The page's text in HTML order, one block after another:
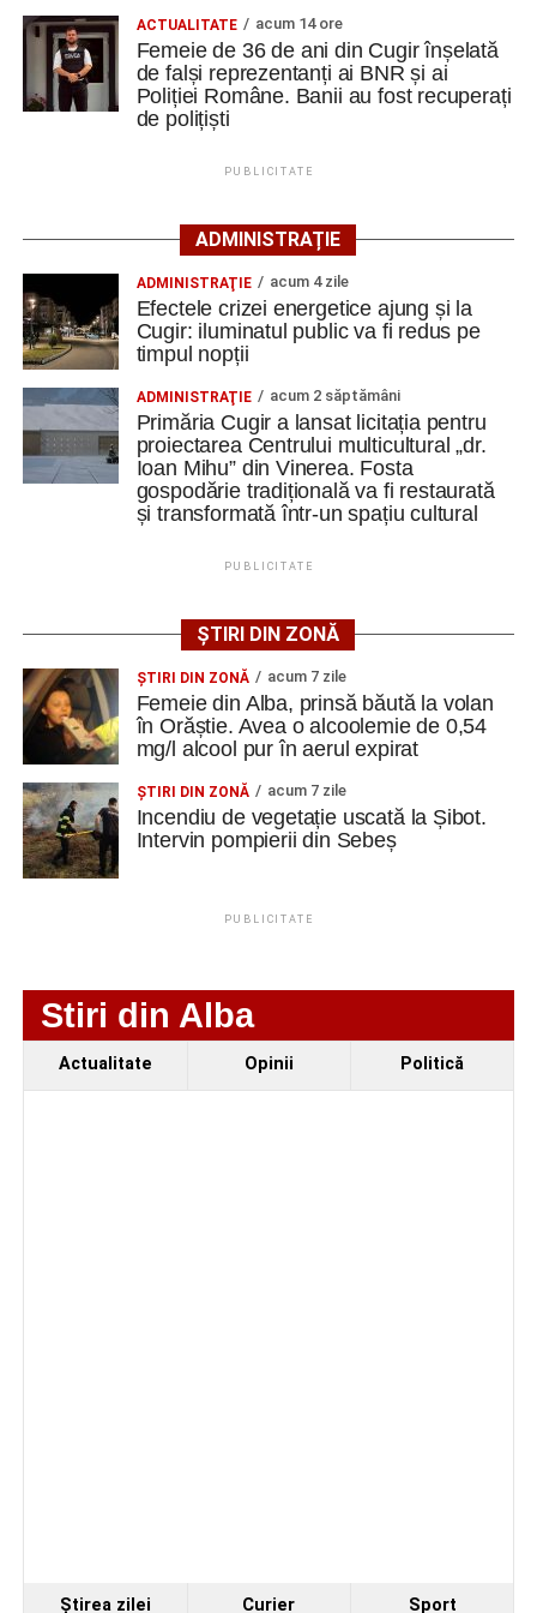
producție a muniției NATO de la Uzina Mecanică
Cugir. Investiție de 65 de milioane de euro
Facebook Messenger WhatsApp Twitter Email
Adaugă cugirinfo.ro ca sursă
preferată pe Google
Ursoaică și doi pui, semnalați în zona Dumbrava din
Amical de gală pe 11 august 2026: Metalurgistul
Cugir întâlnește vicecampioana „U” Cluj
Companie belgiană, selectată pentru linia de
producție a muniției NATO de la Uzina Mecanică
Cugir. Investiție de 65 de milioane de euro
Messenger WhatsApp Twitter Email
ACTUALITATE acum 14 ore
Femeie de 36 de ani din Cugir înșelată
de falși reprezentanți ai BNR și ai
Poliției Române. Banii au fost recuperați
de polițiști
PUBLICITATE
ADMINISTRAȚIE
ADMINISTRAŢIE acum 4 zile
Efectele crizei energetice ajung și la
Cugir: iluminatul public va fi redus pe
timpul nopții
ADMINISTRAŢIE acum 2 săptămâni
Primăria Cugir a lansat licitația pentru
proiectarea Centrului multicultural „dr.
Ioan Mihu” din Vinerea. Fosta
gospodărie tradițională va fi restaurată
și transformată într-un spațiu cultural
PUBLICITATE
ȘTIRI DIN ZONĂ
ŞTIRI DIN ZONĂ acum 7 zile
Femeie din Alba, prinsă băută la volan
în Orăștie. Avea o alcoolemie de 0,54
mg/l alcool pur în aerul expirat
ŞTIRI DIN ZONĂ acum 7 zile
Incendiu de vegetație uscată la Șibot.
Intervin pompierii din Sebeș
PUBLICITATE
Stiri din Alba
Actualitate Opinii Politică
Ştirea zilei Curier Sport